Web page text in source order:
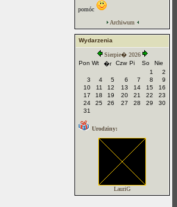
pomóc
Archiwum
Wydarzenia
Sierpie� 2026
Pon Wt �r Czw Pi So
Nie
1
2
3
4 5 6 7 8
9
10
11 12 13 14 15
16
17
18 19 20 21 22
23
24
25 26 27 28 29
30
31
Urodziny:
LauriG